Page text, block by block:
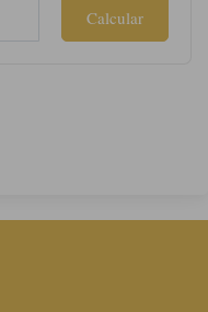
Calcular